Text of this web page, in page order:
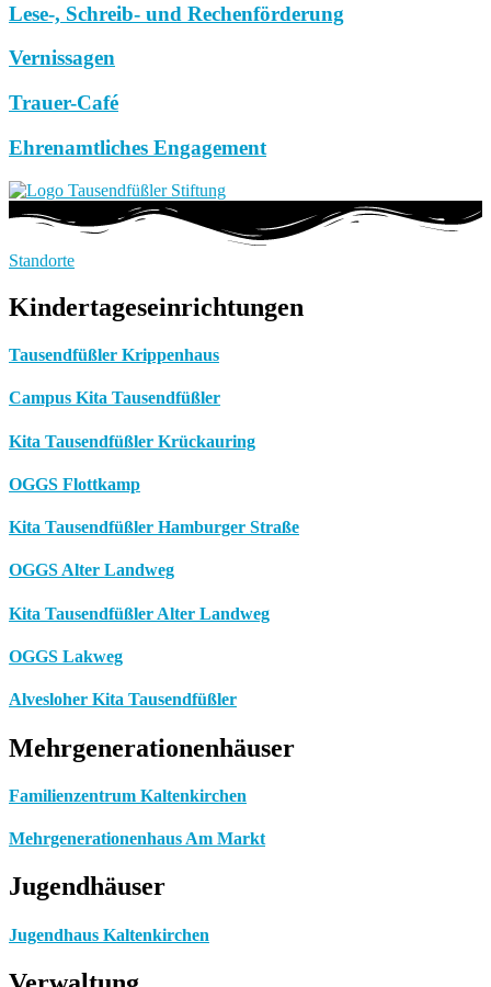
Lese-, Schreib- und Rechenförderung
Vernissagen
Trauer-Café
Ehrenamtliches Engagement
Standorte
Kindertageseinrichtungen
Tausendfüßler Krippenhaus
Campus Kita Tausendfüßler
Kita Tausendfüßler Krückauring
OGGS Flottkamp
Kita Tausendfüßler Hamburger Straße
OGGS Alter Landweg
Kita Tausendfüßler Alter Landweg
OGGS Lakweg
Alvesloher Kita Tausendfüßler
Mehrgenerationenhäuser
Familienzentrum Kaltenkirchen
Mehrgenerationenhaus Am Markt
Jugendhäuser
Jugendhaus Kaltenkirchen